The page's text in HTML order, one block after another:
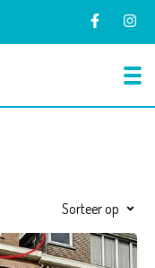
Sorteer op